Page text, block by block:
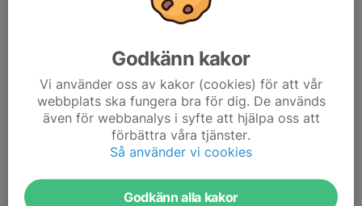
Godkänn kakor
Vi använder oss av kakor (cookies) för att vår
webbplats ska fungera bra för dig. De används
även för webbanalys i syfte att hjälpa oss att
förbättra våra tjänster.
Så använder vi cookies
Godkänn alla kakor